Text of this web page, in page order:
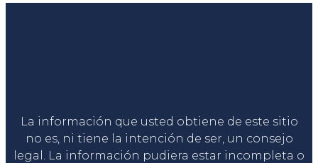
La información que usted obtiene de este sitio
no es, ni tiene la intención de ser, un consejo
legal. La información pudiera estar incompleta o